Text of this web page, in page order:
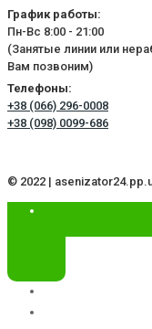
График работы:
Пн-Вс 8:00 - 21:00
(Занятые линии или
Вам позвоним)
Телефоны:
+38 (066) 296-0008
+38 (098) 0099-686
© 2022 |